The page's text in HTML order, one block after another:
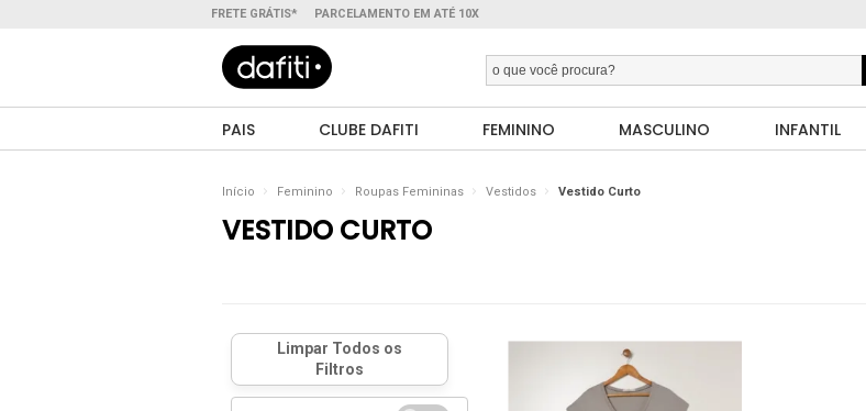
FRETE GRÁTIS* PARCELAMENTO EM ATÉ 10X
PAIS CLUBE DAFITI FEMININO MASCULINO INFANTIL
Início Feminino Roupas Femininas Vestidos Vestido Curto
VESTIDO CURTO